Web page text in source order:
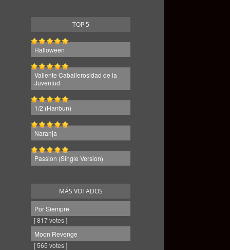
TOP 5
Halloween
Valiente Caballerosidad de la
Juventud
1/2 (Hanbun)
Naranja
Passion (Single Version)
MÁS VOTADOS
Por Siempre
[ 817 votes ]
Moon Revenge
[ 565 votes ]